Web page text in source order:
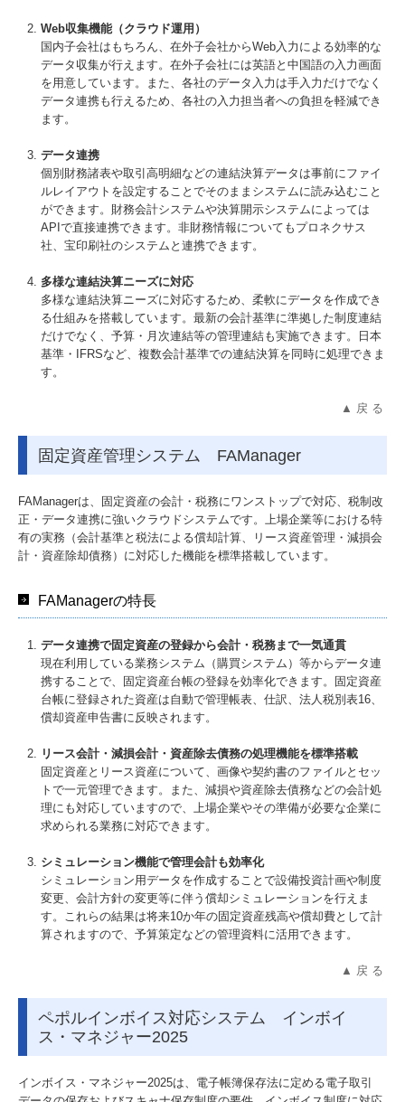
Web収集機能（クラウド運用）
国内子会社はもちろん、在外子会社からWeb入力による効率的な
データ収集が行えます。在外子会社には英語と中国語の入力画面
を用意しています。また、各社のデータ入力は手入力だけでなく
データ連携も行えるため、各社の入力担当者への負担を軽減でき
ます。
データ連携
個別財務諸表や取引高明細などの連結決算データは事前にファイ
ルレイアウトを設定することでそのままシステムに読み込むこと
ができます。財務会計システムや決算開示システムによっては
APIで直接連携できます。非財務情報についてもプロネクサス
社、宝印刷社のシステムと連携できます。
多様な連結決算ニーズに対応
多様な連結決算ニーズに対応するため、柔軟にデータを作成でき
る仕組みを搭載しています。最新の会計基準に準拠した制度連結
だけでなく、予算・月次連結等の管理連結も実施できます。日本
基準・IFRSなど、複数会計基準での連結決算を同時に処理できま
す。
▲ 戻 る
固定資産管理システム FAManager
FAManagerは、固定資産の会計・税務にワンストップで対応、税制改
正・データ連携に強いクラウドシステムです。上場企業等における特
有の実務（会計基準と税法による償却計算、リース資産管理・減損会
計・資産除却債務）に対応した機能を標準搭載しています。
FAManagerの特長
データ連携で固定資産の登録から会計・税務まで一気通貫
現在利用している業務システム（購買システム）等からデータ連
携することで、固定資産台帳の登録を効率化できます。固定資産
台帳に登録された資産は自動で管理帳表、仕訳、法人税別表16、
償却資産申告書に反映されます。
リース会計・減損会計・資産除去債務の処理機能を標準搭載
固定資産とリース資産について、画像や契約書のファイルとセッ
トで一元管理できます。また、減損や資産除去債務などの会計処
理にも対応していますので、上場企業やその準備が必要な企業に
求められる業務に対応できます。
シミュレーション機能で管理会計も効率化
シミュレーション用データを作成することで設備投資計画や制度
変更、会計方針の変更等に伴う償却シミュレーションを行えま
す。これらの結果は将来10か年の固定資産残高や償却費として計
算されますので、予算策定などの管理資料に活用できます。
▲ 戻 る
ペポルインボイス対応システム インボイ
ス・マネジャー2025
インボイス・マネジャー2025は、電子帳簿保存法に定める電子取引